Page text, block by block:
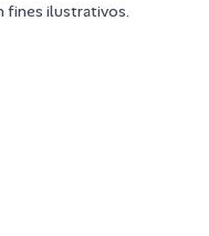
fines ilustrativos.